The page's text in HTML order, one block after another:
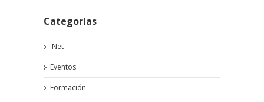
Categorías
.Net
Eventos
Formación